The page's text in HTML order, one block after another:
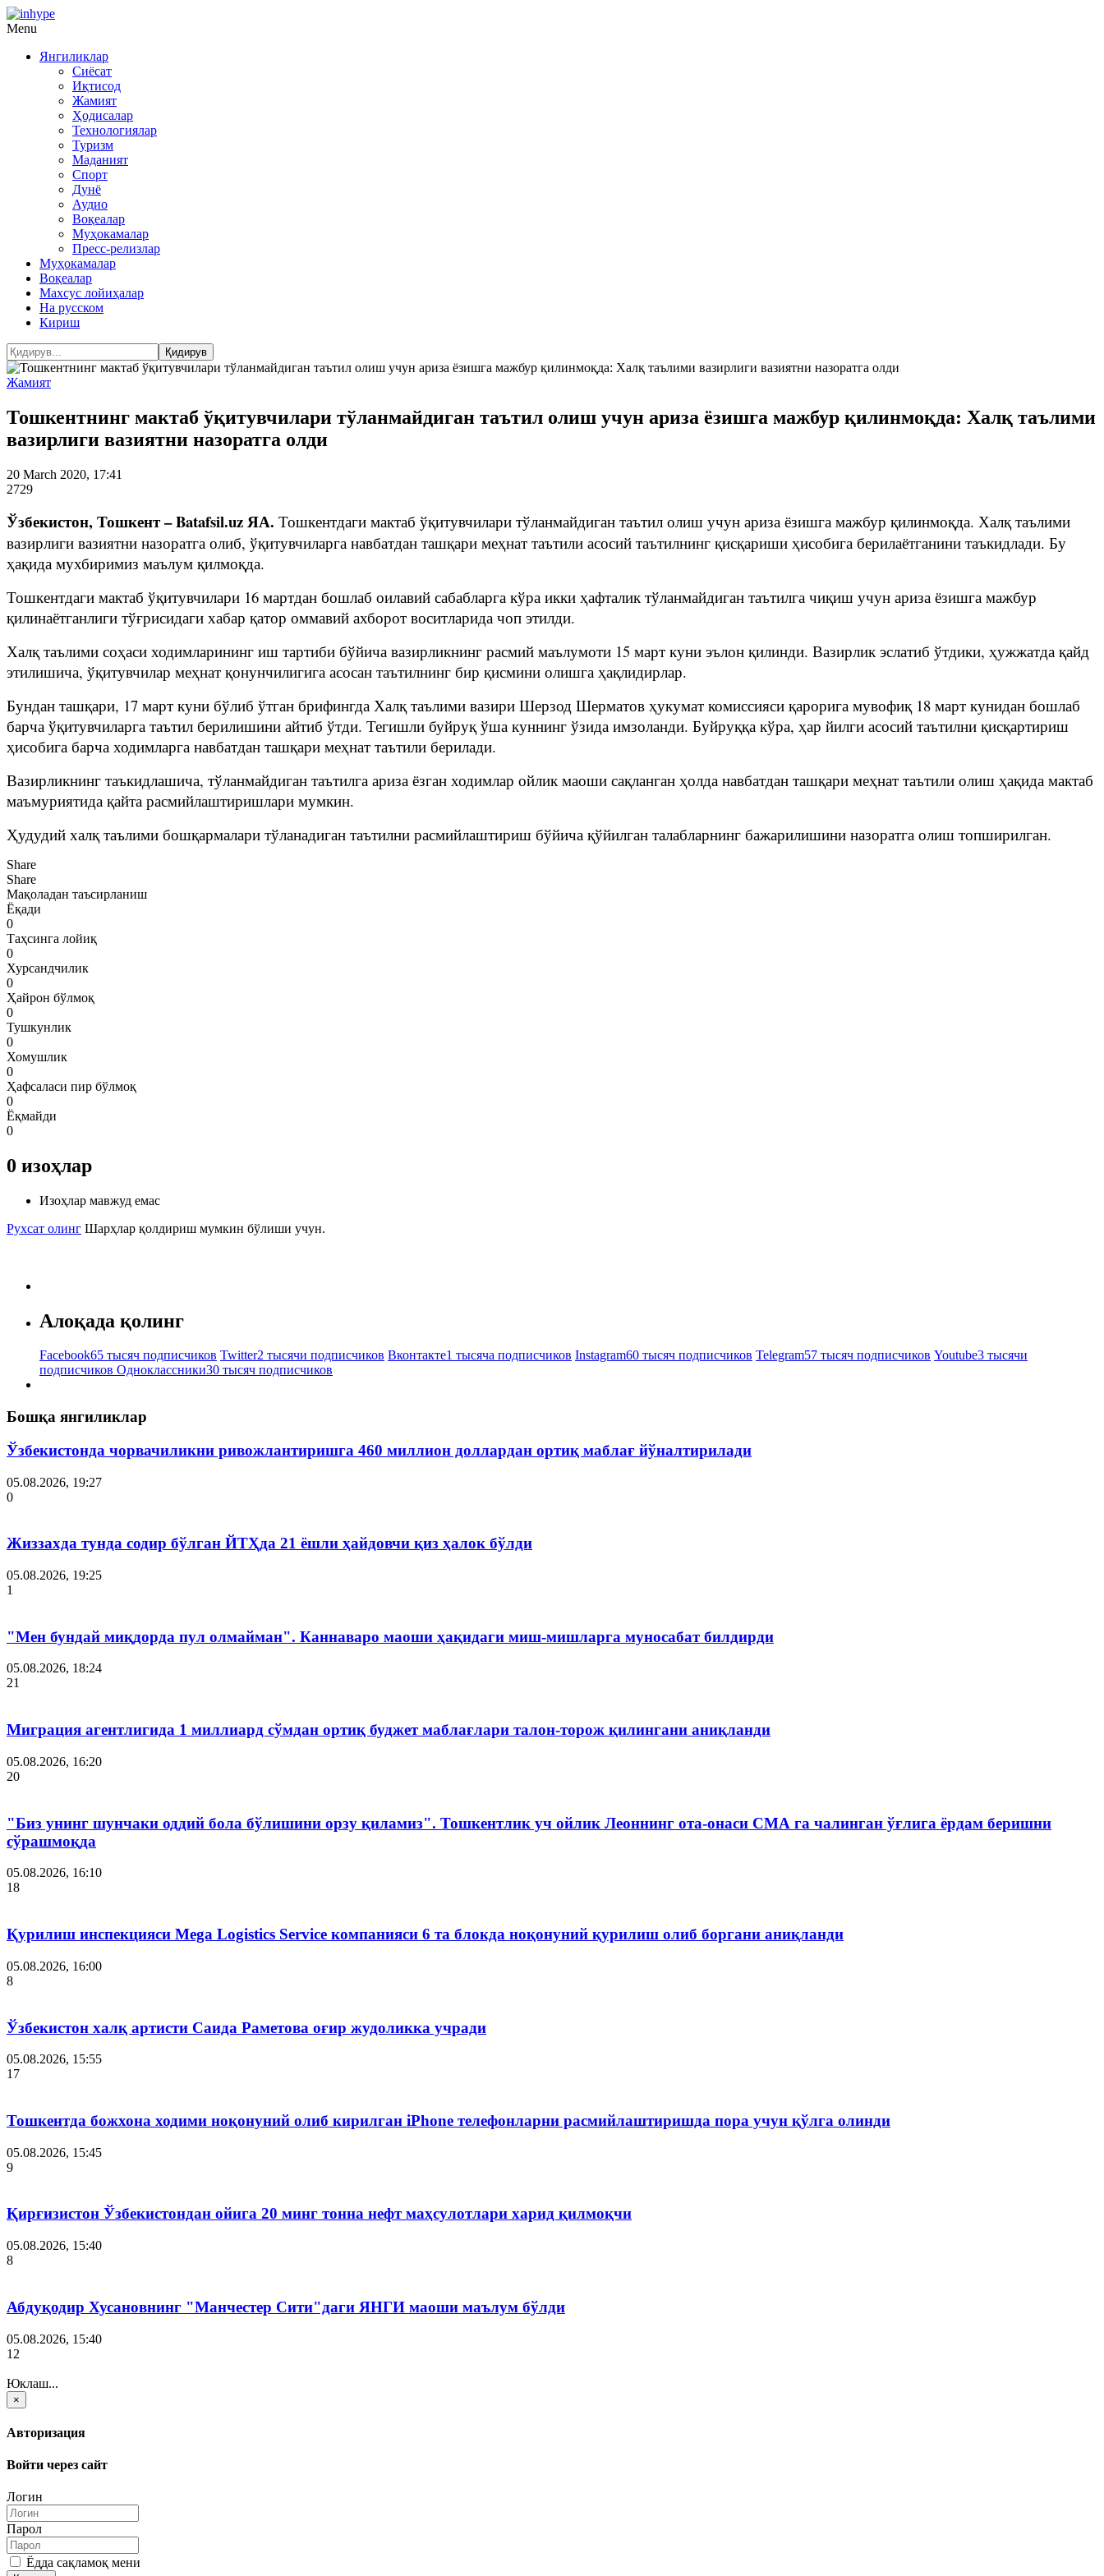
Menu
Янгиликлар
Сиёсат
Иқтисод
Жамият
Ҳодисалар
Технологиялар
Туризм
Маданият
Спорт
Дунё
Аудио
Воқеалар
Муҳокамалар
Пресс-релизлар
Муҳокамалар
Воқеалар
Махсус лойиҳалар
На русском
Кириш
Жамият
Тошкентнинг мактаб ўқитувчилари тўланмайдиган таътил олиш учун ариза ёзишга мажбур қилинмоқда: Халқ таълими
вазирлиги вазиятни назоратга олди
20 March 2020, 17:41
2729
Ўзбекистон, Тошкент – Batafsil.uz ЯА. Тошкентдаги мактаб ўқитувчилари тўланмайдиган таътил олиш учун ариза ёзишга мажбур қилинмоқда. Халқ таълими
вазирлиги вазиятни назоратга олиб, ўқитувчиларга навбатдан ташқари меҳнат таътили асосий таътилнинг қисқариши ҳисобига берилаётганини таъкидлади. Бу
ҳақида мухбиримиз маълум қилмоқда.
Тошкентдаги мактаб ўқитувчилари 16 мартдан бошлаб оилавий сабабларга кўра икки ҳафталик тўланмайдиган таътилга чиқиш учун ариза ёзишга мажбур
қилинаётганлиги тўғрисидаги хабар қатор оммавий ахборот воситларида чоп этилди.
Халқ таълими соҳаси ходимларининг иш тартиби бўйича вазирликнинг расмий маълумоти 15 март куни эълон қилинди. Вазирлик эслатиб ўтдики, ҳужжатда қайд
этилишича, ўқитувчилар меҳнат қонунчилигига асосан таътилнинг бир қисмини олишга ҳақлидирлар.
Бундан ташқари, 17 март куни бўлиб ўтган брифингда Халқ таълими вазири Шерзод Шерматов ҳукумат комиссияси қарорига мувофиқ 18 март кунидан бошлаб
барча ўқитувчиларга таътил берилишини айтиб ўтди. Тегишли буйруқ ўша куннинг ўзида имзоланди. Буйруққа кўра, ҳар йилги асосий таътилни қисқартириш
ҳисобига барча ходимларга навбатдан ташқари меҳнат таътили берилади.
Вазирликнинг таъкидлашича, тўланмайдиган таътилга ариза ёзган ходимлар ойлик маоши сақланган ҳолда навбатдан ташқари меҳнат таътили олиш ҳақида мактаб
маъмуриятида қайта расмийлаштиришлари мумкин.
Ҳудудий халқ таълими бошқармалари тўланадиган таътилни расмийлаштириш бўйича қўйилган талабларнинг бажарилишини назоратга олиш топширилган.
Share
Share
Мақоладан таъсирланиш
Ёқади
0
Таҳсинга лойиқ
0
Хурсандчилик
0
Ҳайрон бўлмоқ
0
Тушкунлик
0
Хомушлик
0
Ҳафсаласи пир бўлмоқ
0
Ёқмайди
0
0 изоҳлар
Изоҳлар мавжуд емас
Рухсат олинг Шарҳлар қолдириш мумкин бўлиши учун.
Алоқада қолинг
Facebook65 тысяч подписчиков Twitter2 тысячи подписчиков Вконтакте1 тысяча подписчиков Instagram60 тысяч подписчиков Telegram57 тысяч подписчиков Youtube3 тысячи
подписчиков Одноклассники30 тысяч подписчиков
Бошқа янгиликлар
Ўзбекистонда чорвачиликни ривожлантиришга 460 миллион доллардан ортиқ маблағ йўналтирилади
05.08.2026, 19:27
0
Жиззахда тунда содир бўлган ЙТҲда 21 ёшли ҳайдовчи қиз ҳалок бўлди
05.08.2026, 19:25
1
"Мен бундай миқдорда пул олмайман". Каннаваро маоши ҳақидаги миш-мишларга муносабат билдирди
05.08.2026, 18:24
21
Миграция агентлигида 1 миллиард сўмдан ортиқ буджет маблағлари талон-торож қилингани аниқланди
05.08.2026, 16:20
20
"Биз унинг шунчаки оддий бола бўлишини орзу қиламиз". Тошкентлик уч ойлик Леоннинг ота-онаси СМА га чалинган ўғлига ёрдам беришни
сўрашмоқда
05.08.2026, 16:10
18
Қурилиш инспекцияси Мega Logistics Service компанияси 6 та блокда ноқонуний қурилиш олиб боргани аниқланди
05.08.2026, 16:00
8
Ўзбекистон халқ артисти Саида Раметова оғир жудоликка учради
05.08.2026, 15:55
17
Тошкентда божхона ходими ноқонуний олиб кирилган iPhone телефонларни расмийлаштиришда пора учун қўлга олинди
05.08.2026, 15:45
9
Қирғизистон Ўзбекистондан ойига 20 минг тонна нефт маҳсулотлари харид қилмоқчи
05.08.2026, 15:40
8
Абдуқодир Хусановнинг "Манчестер Сити"даги ЯНГИ маоши маълум бўлди
05.08.2026, 15:40
12
Юклаш...
×
Авторизация
Войти через сайт
Логин
Парол
Ёдда сақламоқ мени